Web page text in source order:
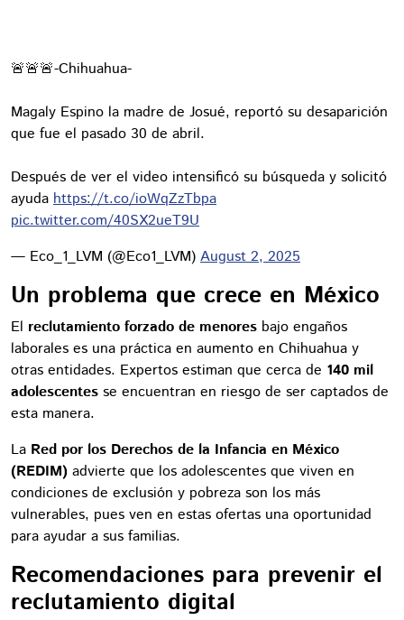
🚨🚨🚨-Chihuahua-
Magaly Espino la madre de Josué, reportó su desaparición
que fue el pasado 30 de abril.
Después de ver el video intensificó su búsqueda y solicitó
ayuda https://t.co/ioWqZzTbpa
pic.twitter.com/40SX2ueT9U
— Eco_1_LVM (@Eco1_LVM) August 2, 2025
Un problema que crece en México
El reclutamiento forzado de menores bajo engaños
laborales es una práctica en aumento en Chihuahua y
otras entidades. Expertos estiman que cerca de 140 mil
adolescentes se encuentran en riesgo de ser captados de
esta manera.
La Red por los Derechos de la Infancia en México
(REDIM) advierte que los adolescentes que viven en
condiciones de exclusión y pobreza son los más
vulnerables, pues ven en estas ofertas una oportunidad
para ayudar a sus familias.
Recomendaciones para prevenir el
reclutamiento digital